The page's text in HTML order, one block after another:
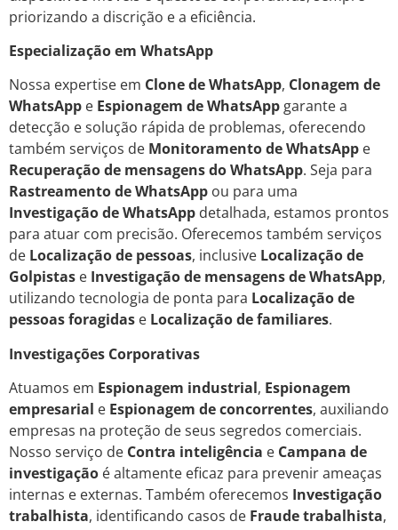
priorizando a discrição e a eficiência.
Especialização em WhatsApp
Nossa expertise em Clone de WhatsApp, Clonagem de
WhatsApp e Espionagem de WhatsAppgarante a
detecção e solução rápida de problemas, oferecendo
também serviços de Monitoramento de WhatsApp e
Recuperação de mensagens do WhatsApp. Seja para
Rastreamento de WhatsApp ou para uma
Investigação de WhatsApp detalhada, estamos prontos
para atuar com precisão. Oferecemos também serviços
de Localização de pessoas, inclusive Localização de
Golpistas e Investigação de mensagens de WhatsApp,
utilizando tecnologia de ponta para Localização de
pessoas foragidas e Localização de familiares.
Investigações Corporativas
Atuamos em Espionagem industrial, Espionagem
empresarial e Espionagem de concorrentes, auxiliando
empresas na proteção de seus segredos comerciais.
Nosso serviço de Contra inteligência e Campana de
investigação é altamente eficaz para prevenir ameaças
internas e externas. Também oferecemos Investigação
trabalhista, identificando casos de Fraude trabalhista,